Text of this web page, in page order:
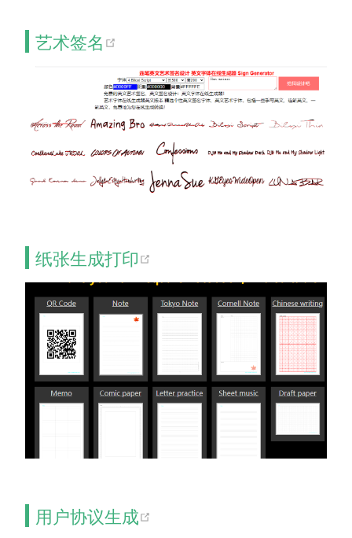
艺术签名
纸张生成打印
用户协议生成